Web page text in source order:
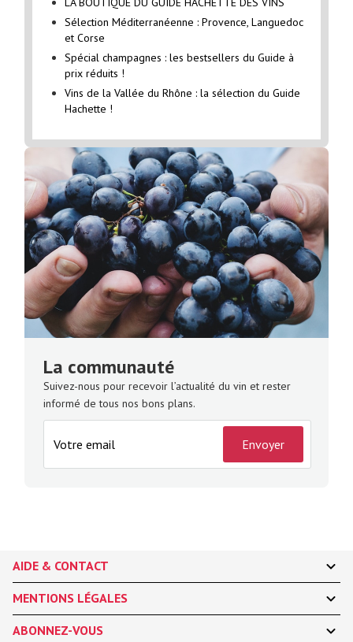
Sélection Méditerranéenne : Provence, Languedoc
et Corse
Spécial champagnes : les bestsellers du Guide à
prix réduits !
Vins de la Vallée du Rhône : la sélection du Guide
Hachette !
La communauté
Suivez-nous pour recevoir l’actualité du vin et rester
informé de tous nos bons plans.
Envoyer
AIDE & CONTACT
MENTIONS LÉGALES
ABONNEZ-VOUS